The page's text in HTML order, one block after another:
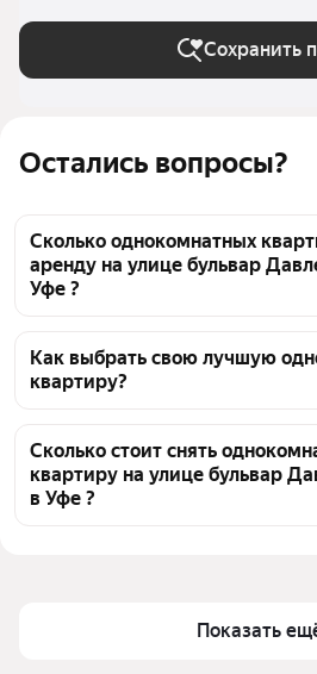
Остались вопросы?
Сколько однокомнатных
аренду на улице бульвар
Уфе ?
Давлеткильдеева в Уфе
однокомнатных квартир, из них
Как выбрать свою лучшую
квартиру?
бульвар Давлеткильдеева,
удобными фильтрами и
среди предложений в
Сколько стоит снять
квартиру на улице бульвар
в Уфе ?
Сохранить
Показать